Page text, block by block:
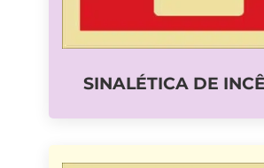
SINALÉTICA DE